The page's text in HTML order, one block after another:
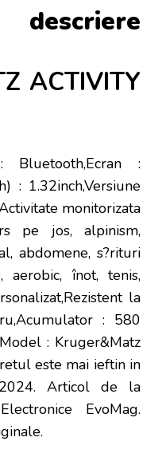
ACTIVITY
Bluetooth,Ecran :
: 1.32inch,Versiune
monitorizata
pe jos, alpinism,
abdomene, s?rituri
aerobic, înot, tenis,
la
: 580
: Kruger&Matz
este mai ieftin in
Articol de la
Electronice EvoMag.